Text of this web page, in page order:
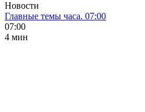
Новости
Главные темы часа. 07:00
07:00
4 мин